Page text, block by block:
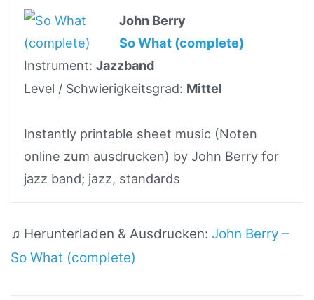
John Berry
So What (complete)
Instrument:Jazzband
Level / Schwierigkeitsgrad: Mittel
Instantly printable sheet music (Noten
online zum ausdrucken) by John Berry for
jazz band; jazz, standards
♫ Herunterladen & Ausdrucken: John Berry –
So What (complete)